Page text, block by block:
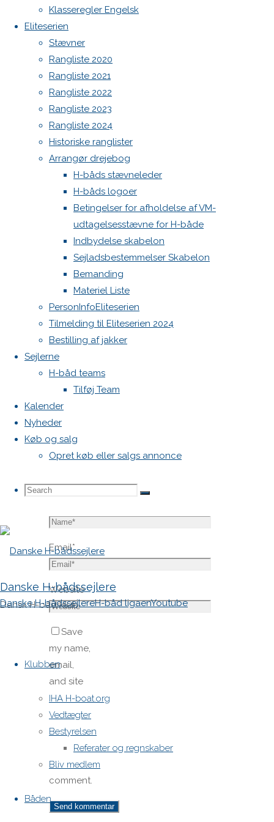
Klasseregler Engelsk
Eliteserien
Stævner
Rangliste 2020
Rangliste 2021
Rangliste 2022
Rangliste 2023
Rangliste 2024
Historiske ranglister
Arrangør drejebog
H-båds stævneleder
H-båds logoer
Betingelser for afholdelse af VM-
udtagelsesstævne for H-både
Indbydelse skabelon
Sejladsbestemmelser Skabelon
Bemanding
Materiel Liste
PersonInfoEliteserien
Tilmelding til Eliteserien 2024
Bestilling af jakker
Sejlerne
H-båd teams
Tilføj Team
Kalender
Nyheder
Køb og salg
Opret køb eller salgs annonce
Search
Search
Search
Danske H-bådssejlere
Dansk H-båd klub
Danske H-bådssejlereH-båd ligaenYoutube
Klubben
IHA H-boat.org
Vedtægter
Bestyrelsen
Referater og regnskaber
Bliv medlem
Båden
Previous
image
Next
image
Skriv
et
svar
Din e-
mailadresse
vil ikke
blive
publiceret.
Krævede
felter er
markeret
med*
Comment
Email*
Website
Save
my name,
email,
and site
URL in my
browser
for next
time I
post a
comment.
North MH-6 fok i fin kapsejlads-stand sælges
Indlægsfeed
Kommentarfeed
Back
to
Top
Danske H-bådssejlere
ligaen
©Danske H-bådssejlere